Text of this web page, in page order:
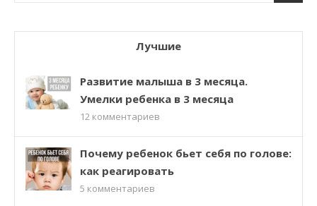
Лучшие
Развитие малыша в 3 месяца.
Умелки ребенка в 3 месяца
12 комментариев
Почему ребенок бьет себя по голове:
как реагировать
5 комментариев